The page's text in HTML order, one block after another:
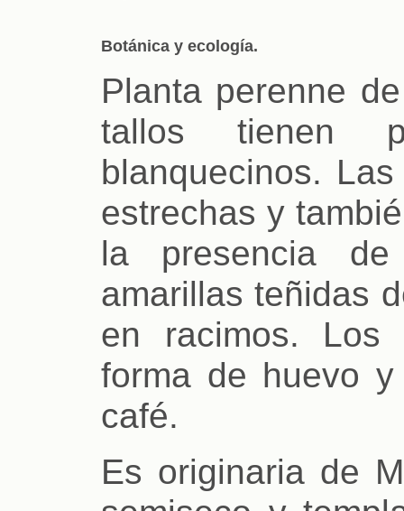
Botánica y ecología.
Planta perenne
tallos tienen
blanquecinos.
estrechas y
la presencia
amarillas teñidas
en racimos. Los
forma de huevo
café.
Es originaria de